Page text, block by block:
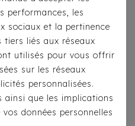
performances, les
sociaux et la pertinence
tiers liés aux réseaux
utilisés pour vous offrir
sur les réseaux
personnalisées.
ainsi que les implications
données personnelles